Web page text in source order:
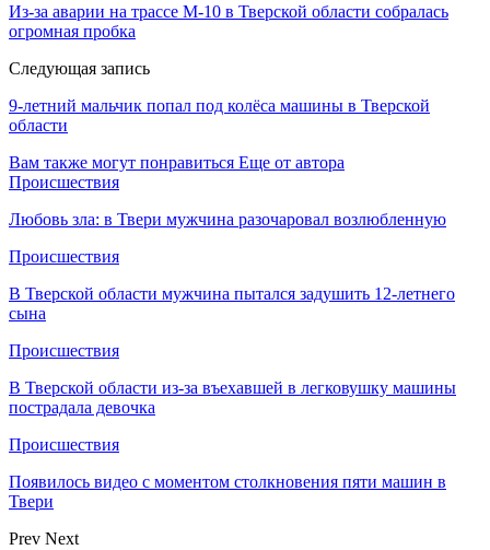
Из-за аварии на трассе М-10 в Тверской области собралась
огромная пробка
Следующая запись
9-летний мальчик попал под колёса машины в Тверской
области
Вам также могут понравиться Еще от автора
Происшествия
Любовь зла: в Твери мужчина разочаровал возлюбленную
Происшествия
В Тверской области мужчина пытался задушить 12-летнего
сына
Происшествия
В Тверской области из-за въехавшей в легковушку машины
пострадала девочка
Происшествия
Появилось видео с моментом столкновения пяти машин в
Твери
Prev Next